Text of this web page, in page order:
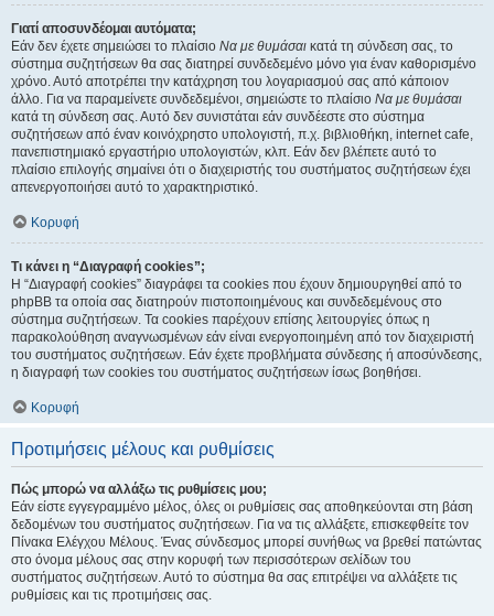
Γιατί αποσυνδέομαι αυτόματα;
Εάν δεν έχετε σημειώσει το πλαίσιο Να με θυμάσαι κατά τη σύνδεση σας, το
σύστημα συζητήσεων θα σας διατηρεί συνδεδεμένο μόνο για έναν καθορισμένο
χρόνο. Αυτό αποτρέπει την κατάχρηση του λογαριασμού σας από κάποιον
άλλο. Για να παραμείνετε συνδεδεμένοι, σημειώστε το πλαίσιο Να με θυμάσαι
κατά τη σύνδεση σας. Αυτό δεν συνιστάται εάν συνδέεστε στο σύστημα
συζητήσεων από έναν κοινόχρηστο υπολογιστή, π.χ. βιβλιοθήκη, internet cafe,
πανεπιστημιακό εργαστήριο υπολογιστών, κλπ. Εάν δεν βλέπετε αυτό το
πλαίσιο επιλογής σημαίνει ότι ο διαχειριστής του συστήματος συζητήσεων έχει
απενεργοποιήσει αυτό το χαρακτηριστικό.
Κορυφή
Τι κάνει η “Διαγραφή cookies”;
Η “Διαγραφή cookies” διαγράφει τα cookies που έχουν δημιουργηθεί από το
phpBB τα οποία σας διατηρούν πιστοποιημένους και συνδεδεμένους στο
σύστημα συζητήσεων. Τα cookies παρέχουν επίσης λειτουργίες όπως η
παρακολούθηση αναγνωσμένων εάν είναι ενεργοποιημένη από τον διαχειριστή
του συστήματος συζητήσεων. Εάν έχετε προβλήματα σύνδεσης ή αποσύνδεσης,
η διαγραφή των cookies του συστήματος συζητήσεων ίσως βοηθήσει.
Κορυφή
Προτιμήσεις μέλους και ρυθμίσεις
Πώς μπορώ να αλλάξω τις ρυθμίσεις μου;
Εάν είστε εγγεγραμμένο μέλος, όλες οι ρυθμίσεις σας αποθηκεύονται στη βάση
δεδομένων του συστήματος συζητήσεων. Για να τις αλλάξετε, επισκεφθείτε τον
Πίνακα Ελέγχου Μέλους. Ένας σύνδεσμος μπορεί συνήθως να βρεθεί πατώντας
στο όνομα μέλους σας στην κορυφή των περισσότερων σελίδων του
συστήματος συζητήσεων. Αυτό το σύστημα θα σας επιτρέψει να αλλάξετε τις
ρυθμίσεις και τις προτιμήσεις σας.